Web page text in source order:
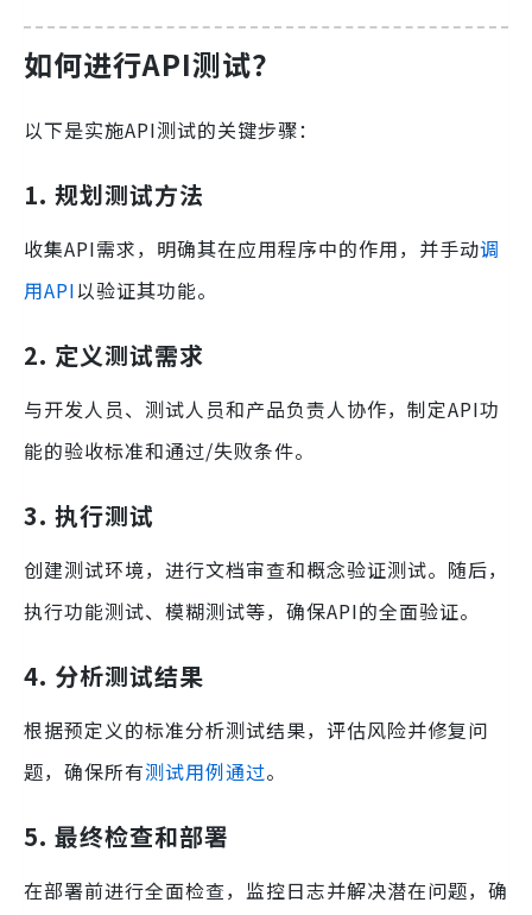
如何进行API测试？
以下是实施API测试的关键步骤：
1. 规划测试方法
收集API需求，明确其在应用程序中的作用，并手动调
用API以验证其功能。
2. 定义测试需求
与开发人员、测试人员和产品负责人协作，制定API功
能的验收标准和通过/失败条件。
3. 执行测试
创建测试环境，进行文档审查和概念验证测试。随后，
执行功能测试、模糊测试等，确保API的全面验证。
4. 分析测试结果
根据预定义的标准分析测试结果，评估风险并修复问
题，确保所有测试用例通过。
5. 最终检查和部署
在部署前进行全面检查，监控日志并解决潜在问题，确